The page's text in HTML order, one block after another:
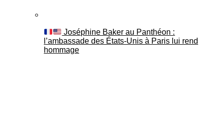
Joséphine Baker au Panthéon :
l’ambassade des États-Unis à Paris lui rend
hommage